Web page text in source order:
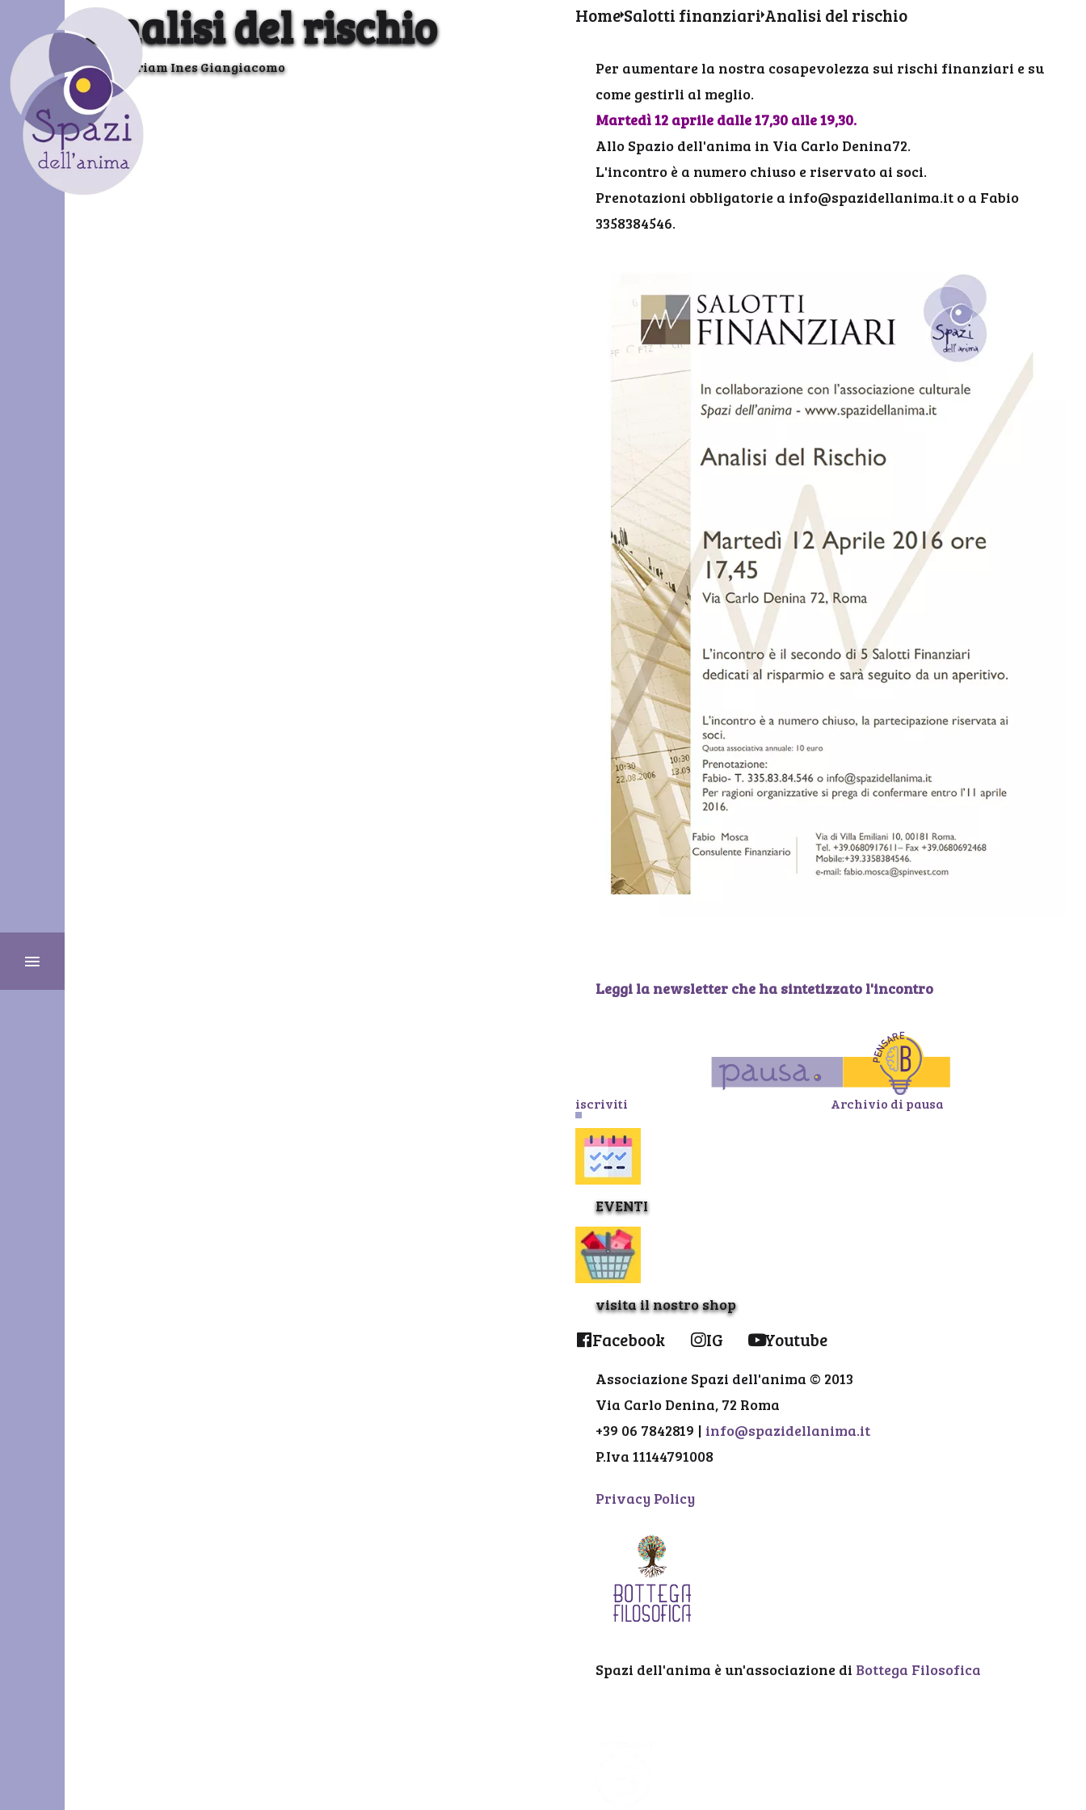
Analisi del rischio
Myriam Ines Giangiacomo
HomeSalotti finanziari Analisi del rischio
Per aumentare la nostra cosapevolezza sui rischi finanziari e su
come gestirli al meglio.
Martedì 12 aprile dalle 17,30 alle 19,30.
Allo Spazio dell'anima in Via Carlo Denina72.
L'incontro è a numero chiuso e riservato ai soci.
Prenotazioni obbligatorie a info@spazidellanima.it o a Fabio
3358384546.
Leggi la newsletter che ha sintetizzato l'incontro
iscriviti Archivio di pausa
EVENTI
visita il nostro shop
Facebook IG Youtube
Associazione Spazi dell'anima © 2013
Via Carlo Denina, 72 Roma
+39 06 7842819 | info@spazidellanima.it
P.Iva 11144791008
Privacy Policy
Spazi dell'anima è un'associazione di Bottega Filosofica